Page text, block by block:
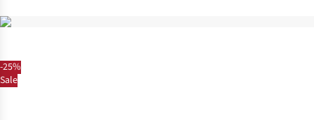
-25%
Sale